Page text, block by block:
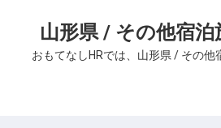
山形県 / その他宿
おもてなしHRでは、山形県 / その